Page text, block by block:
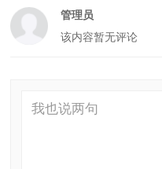
管理员
该内容暂无评论